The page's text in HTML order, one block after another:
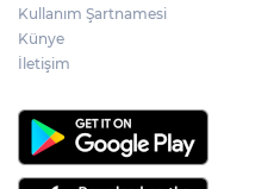
Kullanım Şartnamesi
Künye
İletişim